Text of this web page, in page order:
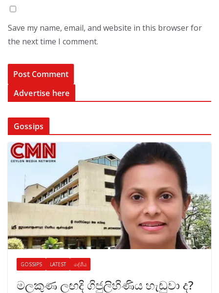
Save my name, email, and website in this browser for
the next time I comment.
Advertise here
Gossips
GOSSIPS LATEST දේශීය
මලකුණ ලඟදි ගිජුලිහිණිය හැඬුවා ද?